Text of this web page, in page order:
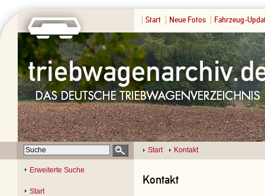
Start Neue Fotos Fahrzeug-
Start Kontakt
Erweiterte Suche
Start
Kontakt